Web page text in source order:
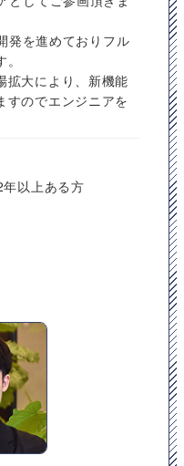
発を進めておりフル
拡大により、新機能
すのでエンジニアを
年以上ある方